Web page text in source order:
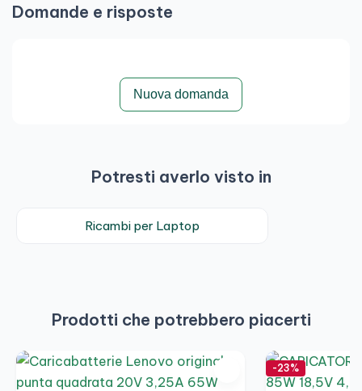
Domande e risposte
Nuova domanda
Potresti averlo visto in
Ricambi per Laptop
Prodotti che potrebbero piacerti
-23%